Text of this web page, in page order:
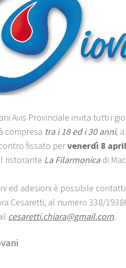
Avis Provinciale invita tutti i
compresa tra i 18 ed i 30 anni,
fissato pervenerdì 8
ristorante La Filarmonicadi
ed adesioni è possibile
Cesaretti, al numero 338/
cesaretti.chiara@gmail.com.